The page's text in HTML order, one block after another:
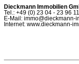
Dieckmann Immobilien
Tel.: +49 (0) 23 04 - 23 96
E-Mail: immo@dieckmann-
Internet: www.dieckmann-